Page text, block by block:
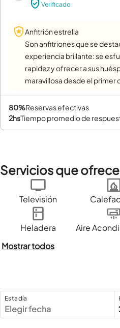
Verificado
Anfitrión estrella
Son anfitriones que se
experiencia brillante: se
rapidez y ofrecer a sus
maravillosa desde el primer
80% reservas efectivas
2hs tiempo promedio de
Servicios que ofrece
Televisión
Heladera Aire
Mostrar todos
Estadía
Elegir fecha